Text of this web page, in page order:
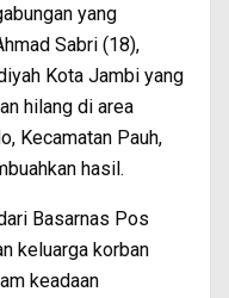
yang
Sabri (18),
Kota Jambi yang
hilang di area
Kecamatan Pauh,
hasil.
Basarnas Pos
keluarga korban
keadaan